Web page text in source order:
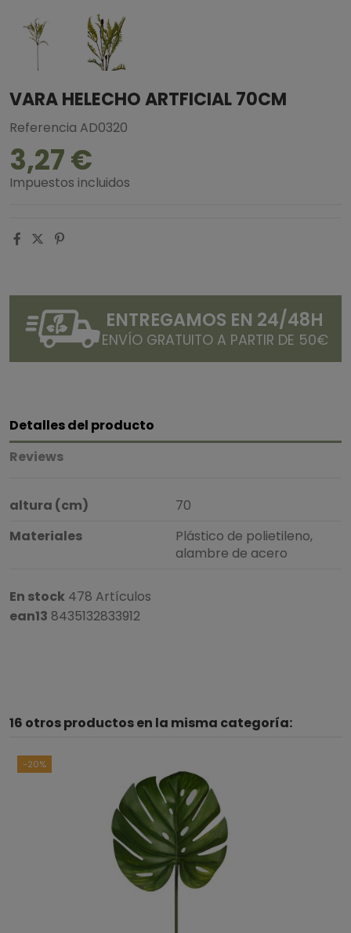
VARA HELECHO ARTFICIAL 70CM
Referencia AD0320
3,27 €
Impuestos incluidos
ENTREGAMOS EN 24/48H
ENVÍO GRATUITO A PARTIR DE 50€
Detalles del producto
Reviews
altura (cm)
70
Materiales
Plástico de polietileno,
alambre de acero
En stock 478 Artículos
ean13 8435132833912
16 otros productos en la misma categoría:
-20%